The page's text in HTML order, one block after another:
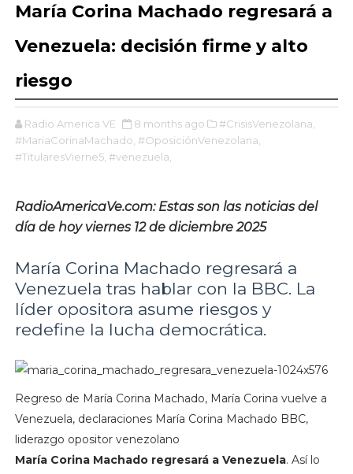
María Corina Machado regresará a
Venezuela: decisión firme y alto
riesgo
Radio America VE 8 months ago
#CrisisVenezolana,
#MariaCorinaMachado, #OposiciónVenezolana,
#TitularesVierne5, #venezuela,
RadioAmericaVe.com: Estas son las noticias del
día de hoy viernes 12 de diciembre 2025
María Corina Machado regresará a
Venezuela tras hablar con la BBC. La
líder opositora asume riesgos y
redefine la lucha democrática.
Regreso de María Corina Machado, María Corina vuelve a
Venezuela, declaraciones María Corina Machado BBC,
liderazgo opositor venezolano
María Corina Machado regresará a Venezuela. Así lo